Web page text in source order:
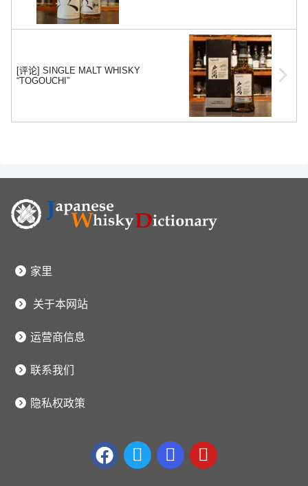
[评论] SINGLE MALT WHISKY
“TOGOUCHI”
家里
关于本网站
运营商信息
联系我们
隐私权政策